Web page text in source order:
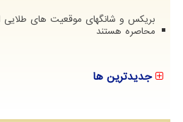
بریکس و شانگهای موقعیت های طلایی
محاصره هستند
جدیدترین ها